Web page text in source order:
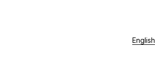
English